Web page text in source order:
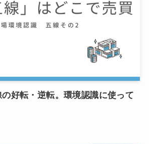
好転・逆転。環境認識に使って